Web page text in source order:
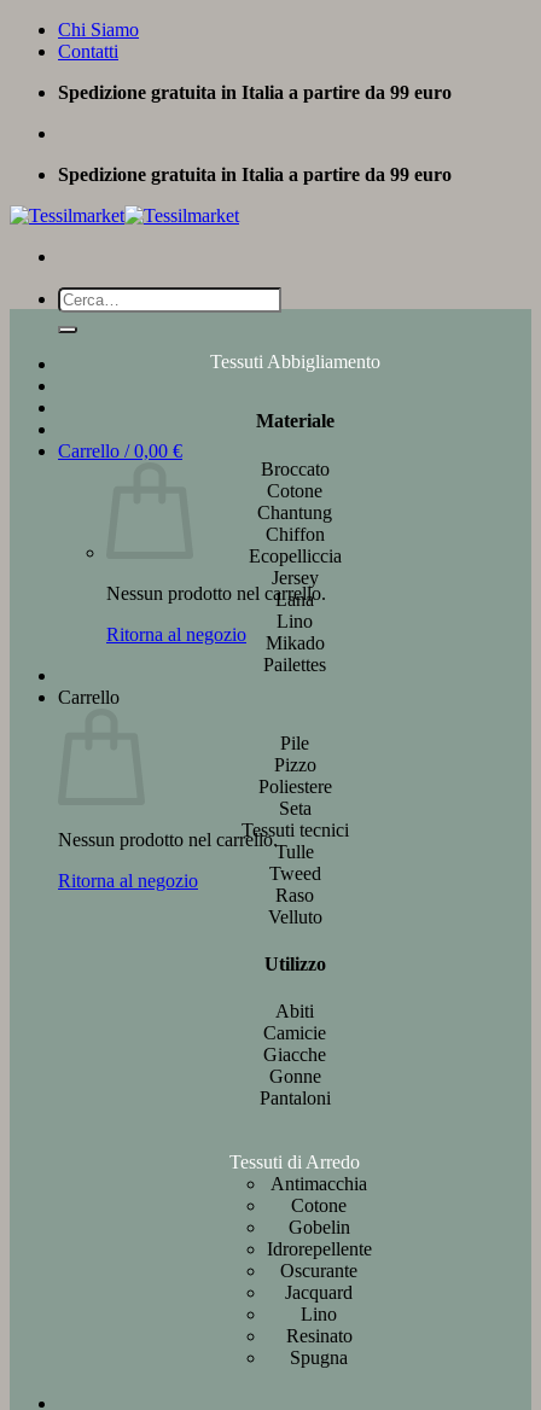
Salta
Chi Siamo
Contatti
Spedizione gratuita in Italia a partire da 99 euro
Spedizione gratuita in Italia a partire da 99 euro
Cerca:
Carrello /0,00 €
Nessun prodotto nel carrello.
Ritorna al negozio
Carrello
Nessun prodotto nel carrello.
Ritorna al negozio
Tessuti Abbigliamento
Materiale
Broccato
Cotone
Chantung
Chiffon
Ecopelliccia
Jersey
Lana
Lino
Mikado
Pailettes
Pile
Pizzo
Poliestere
Seta
Tessuti tecnici
Tulle
Tweed
Raso
Velluto
Utilizzo
Abiti
Camicie
Giacche
Gonne
Pantaloni
Tessuti di Arredo
Antimacchia
Cotone
Gobelin
Idrorepellente
Oscurante
Jacquard
Lino
Resinato
Spugna